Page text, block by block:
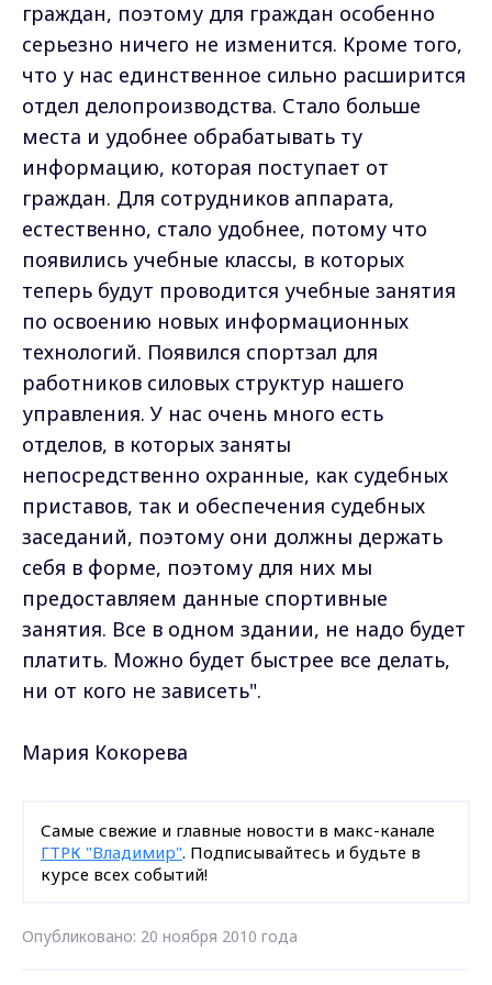
граждан, поэтому для граждан особенно
серьезно ничего не изменится. Кроме того,
что у нас единственное сильно расширится
отдел делопроизводства. Стало больше
места и удобнее обрабатывать ту
информацию, которая поступает от
граждан. Для сотрудников аппарата,
естественно, стало удобнее, потому что
появились учебные классы, в которых
теперь будут проводится учебные занятия
по освоению новых информационных
технологий. Появился спортзал для
работников силовых структур нашего
управления. У нас очень много есть
отделов, в которых заняты
непосредственно охранные, как судебных
приставов, так и обеспечения судебных
заседаний, поэтому они должны держать
себя в форме, поэтому для них мы
предоставляем данные спортивные
занятия. Все в одном здании, не надо будет
платить. Можно будет быстрее все делать,
ни от кого не зависеть".
Мария Кокорева
Самые свежие и главные новости в макс-канале
ГТРК "Владимир". Подписывайтесь и будьте в
курсе всех событий!
Опубликовано: 20 ноября 2010 года